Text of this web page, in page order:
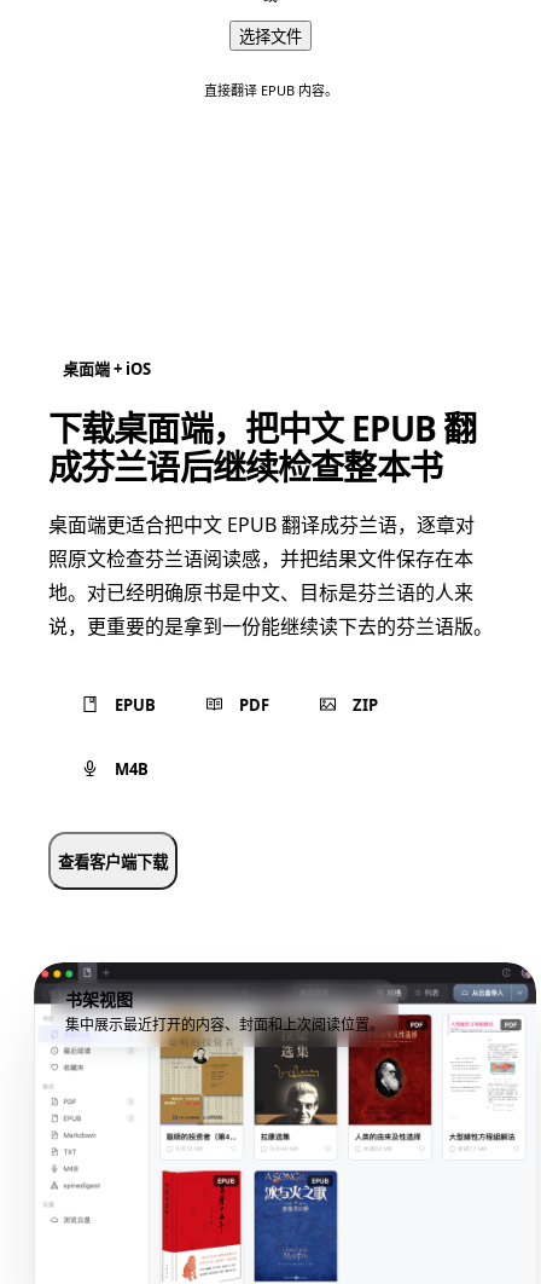
选择文件
直接翻译 EPUB 内容。
桌面端 + iOS
下载桌面端，把中文 EPUB 翻
成芬兰语后继续检查整本书
桌面端更适合把中文 EPUB 翻译成芬兰语，逐章对
照原文检查芬兰语阅读感，并把结果文件保存在本
地。对已经明确原书是中文、目标是芬兰语的人来
说，更重要的是拿到一份能继续读下去的芬兰语版。
EPUB PDF ZIP
M4B
查看客户端下载
书架视图
集中展示最近打开的内容、封面和上次阅读位置。